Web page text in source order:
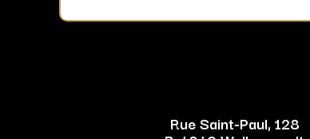
Rue Saint-Paul, 128